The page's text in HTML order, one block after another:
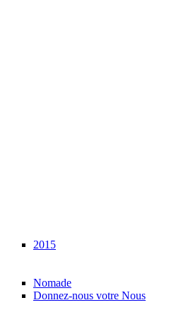
2015
Nomade
Donnez-nous votre Nous